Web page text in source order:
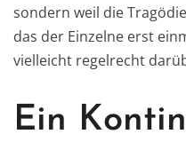
sondern weil die
das der Einzelne erst
vielleicht regelrecht
Ein